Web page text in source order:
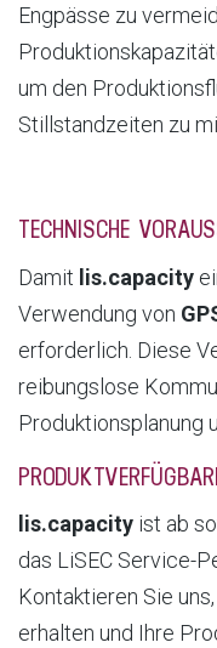
Engpässe zu
um den
Stillstandzeiten zu
TECHNISCHE
Damit lis.capacity
Verwendung von
erforderlich. Diese
reibungslose
Produktionsplanung
lis.capacity ist ab
das LiSEC Service-
Kontaktieren Sie
erhalten und Ihre